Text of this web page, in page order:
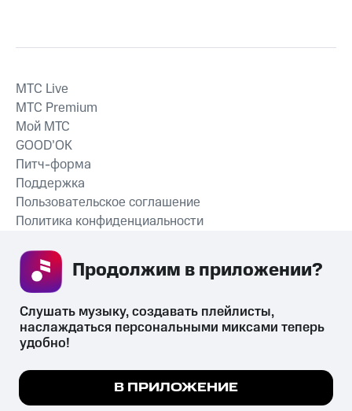
СКАЧАТЬ ПРИЛОЖЕНИЕ
MTС Live
MTС Premium
Мой МТС
GOOD’OK
Питч-форма
Поддержка
Пользовательское соглашение
Политика конфиденциальности
психотропных веществ, их аналогов причиняет вред здоровью,
их незаконный оборот запрещён и влечёт установленную
законодательством ответственность.
Мы используем куки, чтобы на сайте все
Подробнее
Слушать музыку, создавать плейлисты,
наслаждаться персональными миксами теперь
удобно!
В ПРИЛОЖЕНИЕ